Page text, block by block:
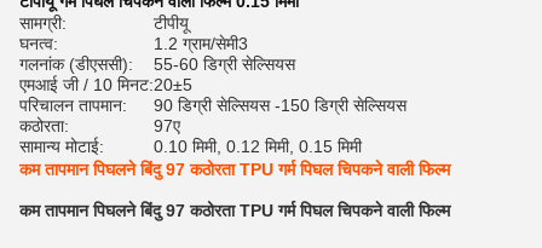
सामग्री:
टीपीयू
घनत्व:
1.2 ग्राम/सेमी3
गलनांक (डीएससी):
55-60 डिग्री सेल्सियस
एमआई जी / 10 मिनट:20±5
परिचालन तापमान:
90 डिग्री सेल्सियस -150 डिग्री सेल्सियस
कठोरता:
97ए
सामान्य मोटाई:
0.10 मिमी, 0.12 मिमी, 0.15 मिमी
कम तापमान पिघलने बिंदु 97 कठोरता TPU गर्म पिघल चिपकने वाली फिल्म
कम तापमान पिघलने बिंदु 97 कठोरता TPU गर्म पिघल चिपकने वाली फिल्म